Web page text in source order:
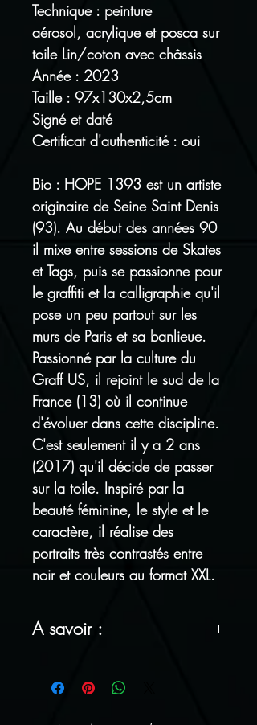
Technique : peinture
aérosol, acrylique et posca sur
toile Lin/coton avec châssis
Année : 2023
Taille : 97x130x2,5cm
Signé et daté
Certificat d'authenticité : oui
Bio : HOPE 1393 est un artiste
originaire de Seine Saint Denis
(93). Au début des années 90
il mixe entre sessions de Skates
et Tags, puis se passionne pour
le graffiti et la calligraphie qu'il
pose un peu partout sur les
murs de Paris et sa banlieue.
Passionné par la culture du
Graff US, il rejoint le sud de la
France (13) où il continue
d'évoluer dans cette discipline.
C'est seulement il y a 2 ans
(2017) qu'il décide de passer
sur la toile. Inspiré par la
beauté féminine, le style et le
caractère, il réalise des
portraits très contrastés entre
noir et couleurs au format XXL.
A savoir :
FRAIS DE PORT OFFERT !